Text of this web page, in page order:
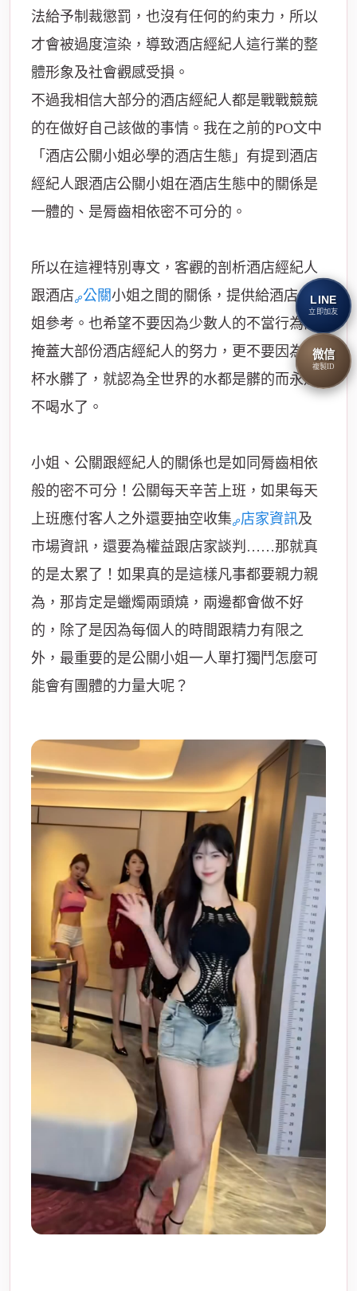
法給予制裁懲罰，也沒有任何的約束力，所以
才會被過度渲染，導致酒店經紀人這行業的整
體形象及社會觀感受損。
不過我相信大部分的酒店經紀人都是戰戰競競
的在做好自己該做的事情。我在之前的PO文中
「酒店公關小姐必學的酒店生態」有提到酒店
經紀人跟酒店公關小姐在酒店生態中的關係是
一體的、是脣齒相依密不可分的。
所以在這裡特別專文，客觀的剖析酒店經紀人
跟酒店
公關小姐之間的關係，提供給酒店小
姐參考。也希望不要因為少數人的不當行為而
掩蓋大部份酒店經紀人的努力，更不要因為一
杯水髒了，就認為全世界的水都是髒的而永遠
不喝水了。
小姐、公關跟經紀人的關係也是如同脣齒相依
般的密不可分！公關每天辛苦上班，如果每天
上班應付客人之外還要抽空收集
店家資訊及
市場資訊，還要為權益跟店家談判……那就真
的是太累了！如果真的是這樣凡事都要親力親
為，那肯定是蠟燭兩頭燒，兩邊都會做不好
的，除了是因為每個人的時間跟精力有限之
外，最重要的是公關小姐一人單打獨鬥怎麼可
能會有團體的力量大呢？
LINE
立即加友
微信
複製ID